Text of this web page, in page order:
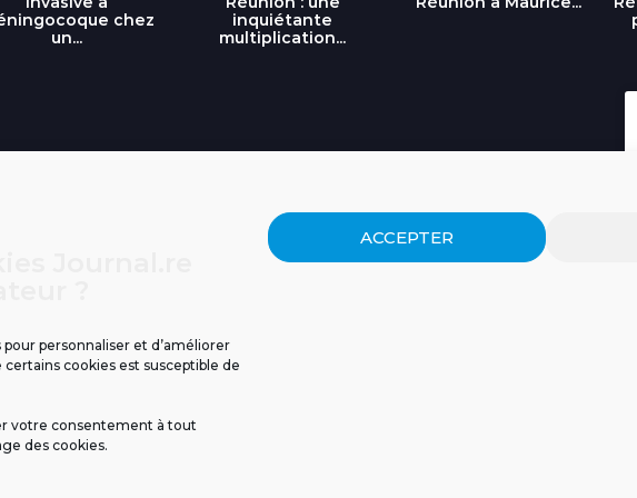
personnaliser et d’améliorer
cookies est susceptible de
votre consentement à tout
des cookies.
ACCEPTER
chez
un...
inquiétante
multiplication...
BLOG NOS ÉMISSIONS